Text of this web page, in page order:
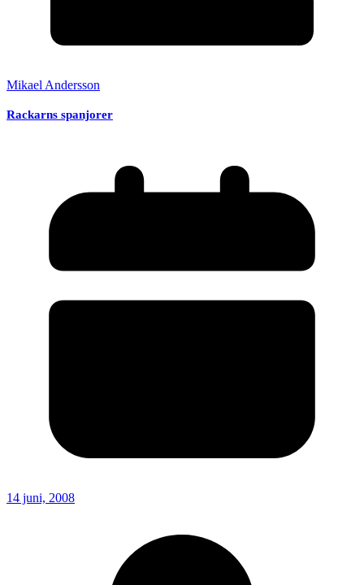
Mikael Andersson
Rackarns spanjorer
14 juni, 2008